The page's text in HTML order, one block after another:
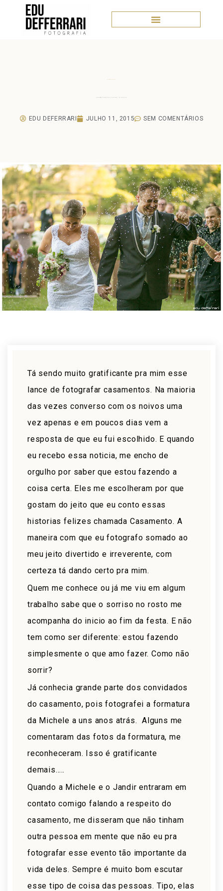
EDU DEFERRARI JULHO 11, 2015 SEM COMENTÁRIOS
Tá sendo muito gratificante pra mim esse
lance de fotografar casamentos. Na maioria
das vezes converso com os noivos uma
vez apenas e em poucos dias vem a
resposta de que eu fui escolhido. E quando
eu recebo essa noticia, me encho de
orgulho por saber que estou fazendo a
coisa certa. Eles me escolheram por que
gostam do jeito que eu conto essas
historias felizes chamada Casamento. A
maneira com que eu fotografo somado ao
meu jeito divertido e irreverente, com
certeza tá dando certo pra mim.
Quem me conhece ou já me viu em algum
trabalho sabe que o sorriso no rosto me
acompanha do inicio ao fim da festa. E não
tem como ser diferente: estou fazendo
simplesmente o que amo fazer. Como não
sorrir?
Já conhecia grande parte dos convidados
do casamento, pois fotografei a formatura
da Michele a uns anos atrás. Alguns me
comentaram das fotos da formatura, me
reconheceram. Isso é gratificante
demais…..
Quando a Michele e o Jandir entraram em
contato comigo falando a respeito do
casamento, me disseram que não tinham
outra pessoa em mente que não eu pra
fotografar esse evento tão importante da
vida deles. Sempre é muito bom escutar
esse tipo de coisa das pessoas. Tipo, elas